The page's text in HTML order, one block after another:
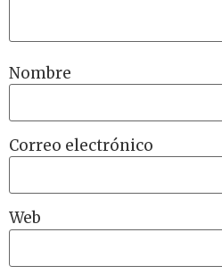
Nombre
Correo electrónico
Web